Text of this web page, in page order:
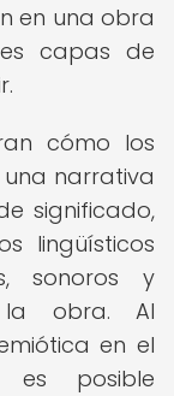
en una obra
capas de
cómo los
narrativa
significado,
lingüísticos
sonoros y
la obra. Al
en el
es posible